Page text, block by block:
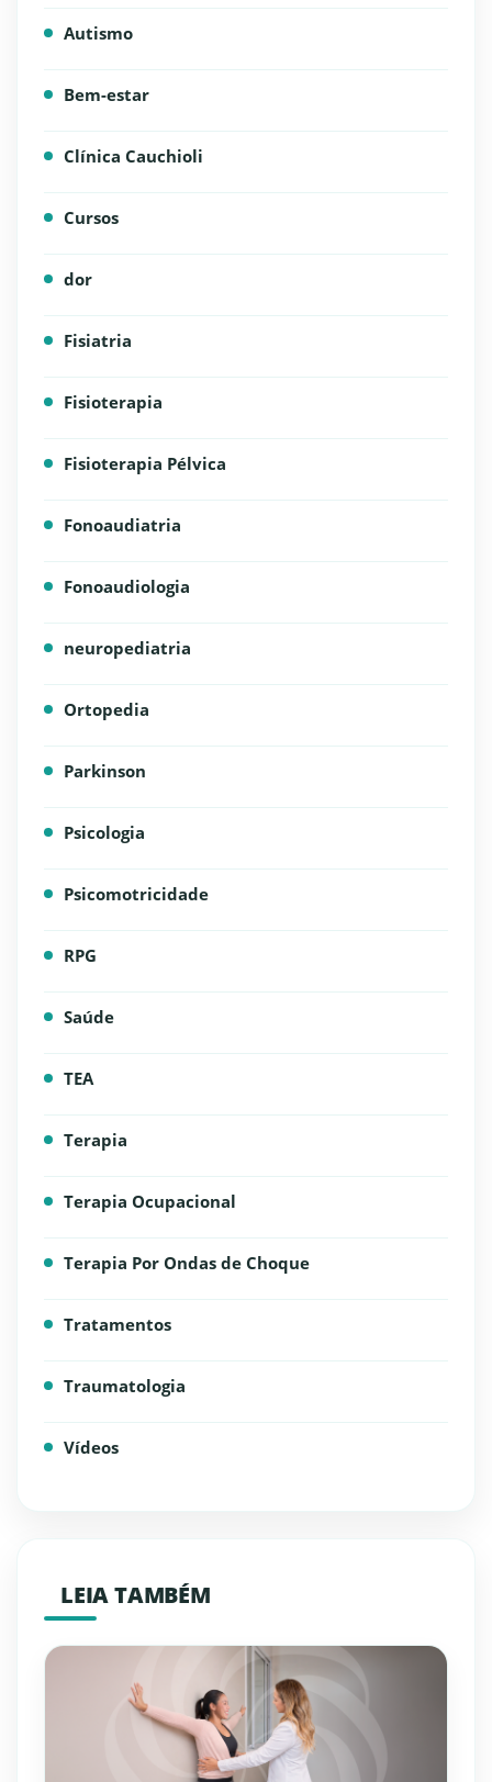
Autismo
Bem-estar
Clínica Cauchioli
Cursos
dor
Fisiatria
Fisioterapia
Fisioterapia Pélvica
Fonoaudiatria
Fonoaudiologia
neuropediatria
Ortopedia
Parkinson
Psicologia
Psicomotricidade
RPG
Saúde
TEA
Terapia
Terapia Ocupacional
Terapia Por Ondas de Choque
Tratamentos
Traumatologia
Vídeos
LEIA TAMBÉM